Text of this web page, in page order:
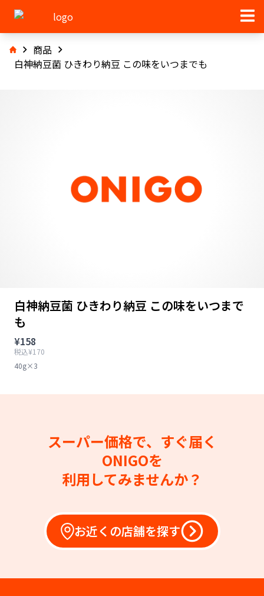
商品
白神納豆菌 ひきわり納豆 この味をいつまでも
白神納豆菌 ひきわり納豆 この味をいつまで
も
¥158
税込¥170
40g×3
スーパー価格で、すぐ届く
ONIGOを
利用してみませんか？
お近くの店舗を探す